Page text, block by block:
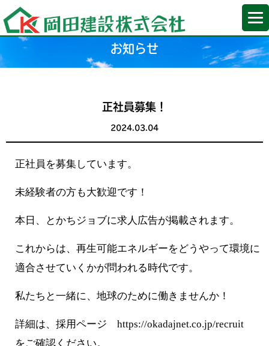
お知らせ
正社員募集！
2024.03.04
正社員を募集しています。
未経験者の方も大歓迎です！
本日、とかちジョブに求人広告が掲載されます。
これからは、再生可能エネルギーをどうやって環境に
適合させていくかが問われる時代です。
私たちと一緒に、地球のために働きませんか！
詳細は、採用ページ https://okadajnet.co.jp/recruit
をご確認ください。